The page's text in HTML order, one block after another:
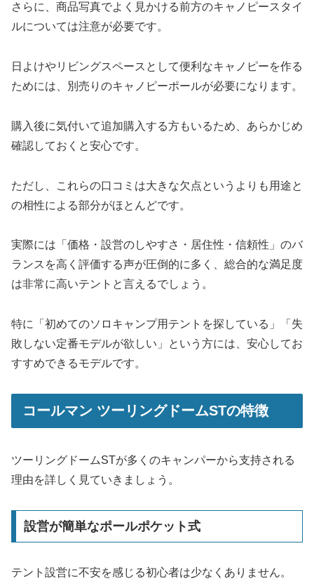
さらに、商品写真でよく見かける前方のキャノピースタイ
ルについては注意が必要です。
日よけやリビングスペースとして便利なキャノピーを作る
ためには、別売りのキャノピーポールが必要になります。
購入後に気付いて追加購入する方もいるため、あらかじめ
確認しておくと安心です。
ただし、これらの口コミは大きな欠点というよりも用途と
の相性による部分がほとんどです。
実際には「価格・設営のしやすさ・居住性・信頼性」のバ
ランスを高く評価する声が圧倒的に多く、総合的な満足度
は非常に高いテントと言えるでしょう。
特に「初めてのソロキャンプ用テントを探している」「失
敗しない定番モデルが欲しい」という方には、安心してお
すすめできるモデルです。
コールマン ツーリングドームSTの特徴
ツーリングドームSTが多くのキャンパーから支持される
理由を詳しく見ていきましょう。
設営が簡単なポールポケット式
テント設営に不安を感じる初心者は少なくありません。